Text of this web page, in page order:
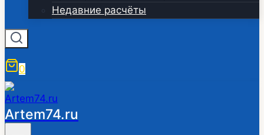
Недавние расчёты
0
Artem74.ru